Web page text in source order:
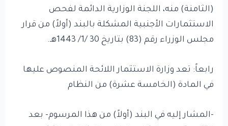
(الثامنة) منه، اللجنة الوزارية الدائمة لفحص
الاستثمارات الأجنبية المشكلة بالبند (أولاً) من قرار
مجلس الوزراء رقم (83) بتاريخ 30 /1/ 1443هـ.
رابعاً: تعد وزارة الاستثمار اللائحة المنصوص عليها
في المادة (الخامسة عشرة) من النظام
-المشار إليه في البند (أولاً) من هذا المرسوم- بعد